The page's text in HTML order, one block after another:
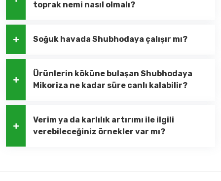
toprak nemi nasıl olmalı?
Soğuk havada Shubhodaya çalışır mı?
Ürünlerin köküne bulaşan Shubhodaya
Mikoriza ne kadar süre canlı kalabilir?
Verim ya da karlılık artırımı ile ilgili
verebileceğiniz örnekler var mı?